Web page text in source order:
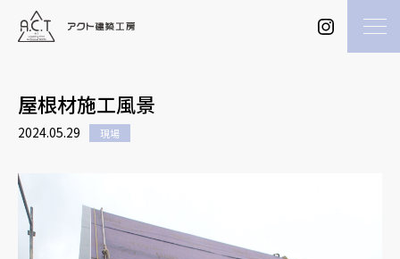
屋根材施工風景
2024.05.29 現場